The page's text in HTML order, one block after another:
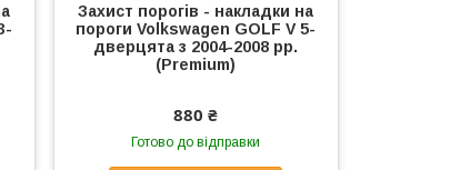
Захист порогів - накладки на
пороги Volkswagen GOLF V 5-
дверцята з 2004-2008 рр.
(Premium)
880 ₴
Готово до відправки